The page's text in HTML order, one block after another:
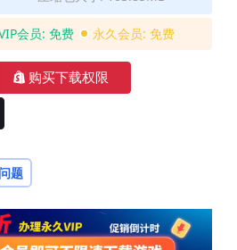
会员: 免费 永久会员: 免费
购买下载权限
题